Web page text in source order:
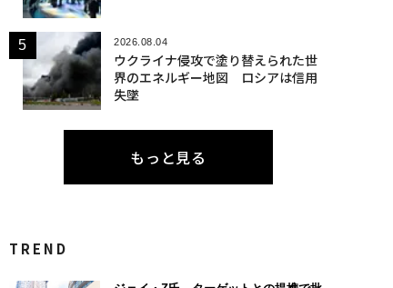
2026.08.04
ウクライナ侵攻で塗り替えられた世
界のエネルギー地図 ロシアは信用
失墜
もっと見る
TREND